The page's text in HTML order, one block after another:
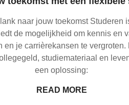
naar jouw toekomst Studeren
de mogelijkheid om kennis en
en je carrièrekansen te
studiemateriaal en
een oplossing:
READ MORE